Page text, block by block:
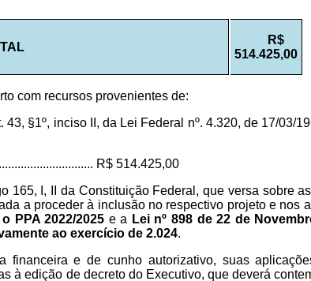
R$
514.425,00
com recursos proveni­entes de:
§1º, inciso II, da Lei Federal nº. 4.320, de 17/03/
R$ 514.425,00
165, I, II da Constituição Federal, que versa sobre
a pro­ceder à inclusão no respectivo projeto e nos
PPA 2022/2025 e a Lei nº 898 de 22 de
ao exercício de 2.024.
e de cunho autorizativo, suas
à edição de de­creto do Executivo, que deverá